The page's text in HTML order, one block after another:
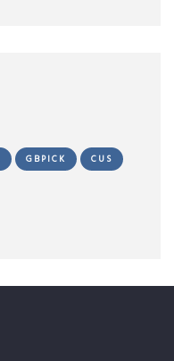
GBPICK CUS